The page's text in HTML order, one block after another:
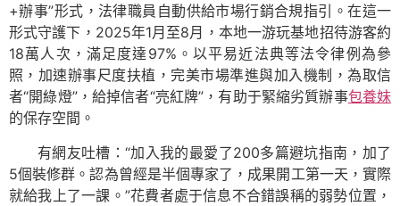
+辦事”形式，法律職員自動供給市場行銷合規指引。在這一
形式守護下，2025年1月至8月，本地一游玩基地招待游客約
18萬人次，滿足度達97%。以平易近法典等法令律例為參
照，加速辦事尺度扶植，完美市場準進與加入機制，為取信
者“開綠燈”，給掉信者“亮紅牌”，有助于緊縮劣質辦事包養妹
的保存空間。
有網友吐槽：“加入我的最愛了200多篇避坑指南，加了
5個裝修群。認為曾經是半個專家了，成果開工第一天，實際
就給我上了一課。”花費者處于信息不合錯誤稱的弱勢位置，